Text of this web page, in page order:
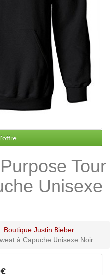
Tour
Unisexe
Boutique Justin Bieber
à Capuche Unisexe Noir